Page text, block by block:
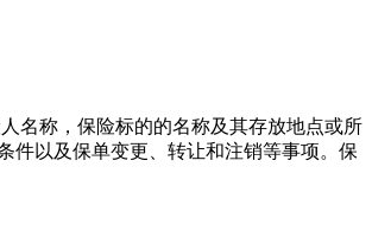
名称，保险标的的名称及其存放地点或所
件以及保单变更、转让和注销等事项。保